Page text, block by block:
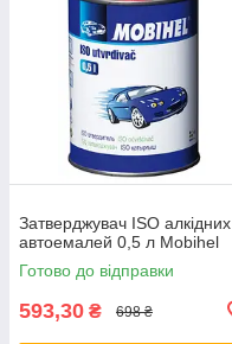
Затверджувач ISO алкідних
автоемалей 0,5 л Mobihel
Готово до відправки
593,30 ₴ 698 ₴